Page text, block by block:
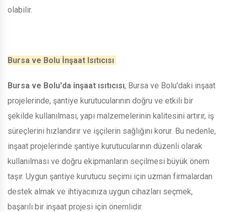
olabilir.
Bursa ve Bolu İnşaat Isıtıcısı
Bursa ve Bolu'da inşaat ısıtıcısı, Bursa ve Bolu'daki inşaat
projelerinde, şantiye kurutucularının doğru ve etkili bir
şekilde kullanılması, yapı malzemelerinin kalitesini artırır, iş
süreçlerini hızlandırır ve işçilerin sağlığını korur. Bu nedenle,
inşaat projelerinde şantiye kurutucularının düzenli olarak
kullanılması ve doğru ekipmanların seçilmesi büyük önem
taşır. Uygun şantiye kurutucu seçimi için uzman firmalardan
destek almak ve ihtiyacınıza uygun cihazları seçmek,
başarılı bir inşaat projesi için önemlidir.